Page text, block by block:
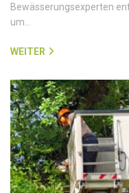
Bewässerungsexperten
um…
WEITER